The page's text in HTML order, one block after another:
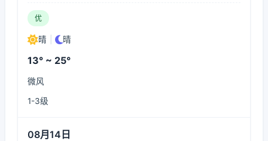
优
晴 晴
13° ~ 25°
微风
1-3级
08月14日